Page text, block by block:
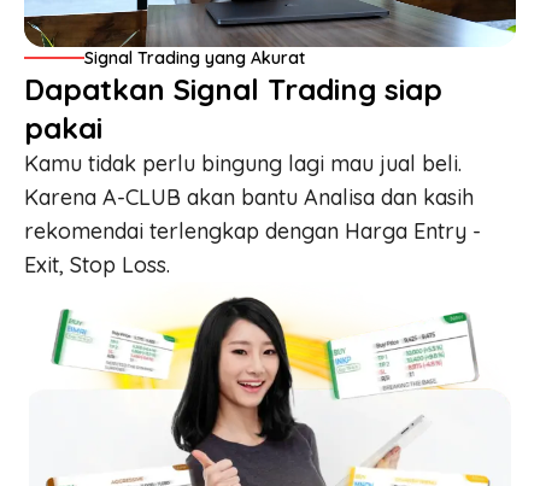
Signal Trading yang Akurat
Dapatkan Signal Trading siap
pakai
Kamu tidak perlu bingung lagi mau jual beli.
Karena A-CLUB akan bantu Analisa dan kasih
rekomendai terlengkap dengan Harga Entry -
Exit, Stop Loss.